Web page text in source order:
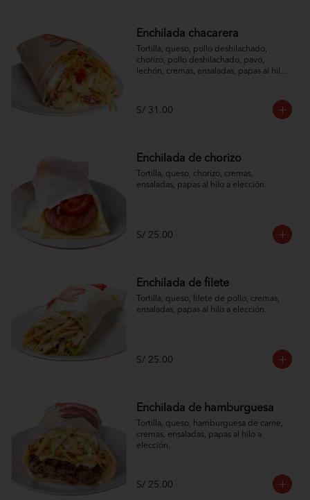
Enchilada chacarera
Tortilla, queso, pollo deshilachado,
chorizo, pollo deshilachado, pavo,
lechón, cremas, ensaladas, papas al hilo
S/ 31.00
Enchilada de chorizo
Tortilla, queso, chorizo, cremas,
ensaladas, papas al hilo a elección.
S/ 25.00
Enchilada de filete
Tortilla, queso, filete de pollo, cremas,
ensaladas, papas al hilo a elección.
S/ 25.00
Enchilada de hamburguesa
Tortilla, queso, hamburguesa de carne,
cremas, ensaladas, papas al hilo a
elección.
S/ 25.00